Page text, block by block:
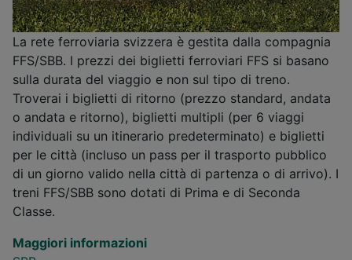
La rete ferroviaria svizzera è gestita dalla compagnia
FFS/SBB. I prezzi dei biglietti ferroviari FFS si basano
sulla durata del viaggio e non sul tipo di treno.
Troverai i biglietti di ritorno (prezzo standard, andata
o andata e ritorno), biglietti multipli (per 6 viaggi
individuali su un itinerario predeterminato) e biglietti
per le città (incluso un pass per il trasporto pubblico
di un giorno valido nella città di partenza o di arrivo). I
treni FFS/SBB sono dotati di Prima e di Seconda
Classe.
Maggiori informazioni